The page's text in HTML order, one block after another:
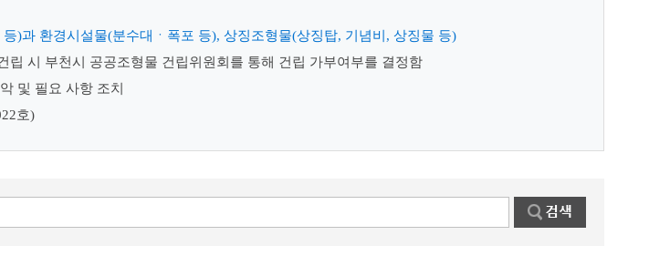
)과 환경시설물(분수대ㆍ폭포 등), 상징조형물(상징탑, 기념비, 상징물 등)
시 부천시 공공조형물 건립위원회를 통해 건립 가부여부를 결정함
및 필요 사항 조치
호)